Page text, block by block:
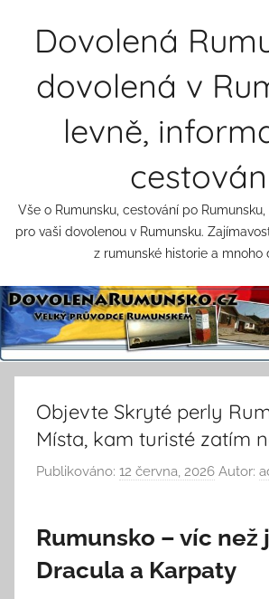
Dovolená
dovolená v
levně,
Vše o Rumunsku, cestování po
pro vaši dovolenou v Rumunsku.
z rumunské historie a mnoho
Objevte Skryté perly
Místa, kam turisté zatím
Publikováno: 12 června, 2026 Autor:
Rumunsko – víc než
Dracula a Karpaty